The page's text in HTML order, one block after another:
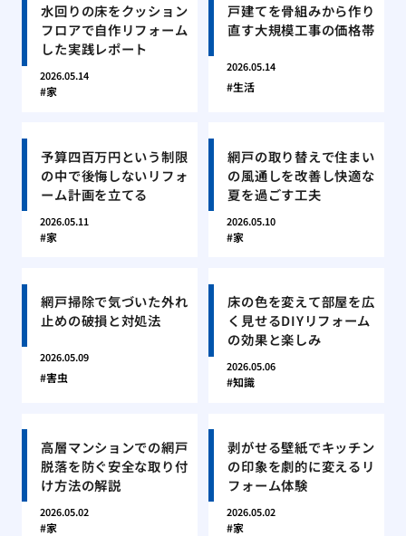
水回りの床をクッション
フロアで自作リフォーム
した実践レポート
2026.05.14
家
戸建てを骨組みから作り
直す大規模工事の価格帯
2026.05.14
生活
予算四百万円という制限
の中で後悔しないリフォ
ーム計画を立てる
2026.05.11
家
網戸の取り替えで住まい
の風通しを改善し快適な
夏を過ごす工夫
2026.05.10
家
網戸掃除で気づいた外れ
止めの破損と対処法
2026.05.09
害虫
床の色を変えて部屋を広
く見せるDIYリフォーム
の効果と楽しみ
2026.05.06
知識
高層マンションでの網戸
脱落を防ぐ安全な取り付
け方法の解説
2026.05.02
家
剥がせる壁紙でキッチン
の印象を劇的に変えるリ
フォーム体験
2026.05.02
家